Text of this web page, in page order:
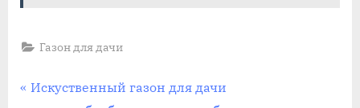
Газон для дачи
Навигация
П
Искуственный газон для дачи